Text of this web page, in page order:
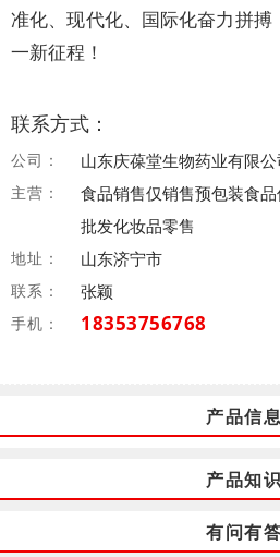
准化、现代化、国际化奋力拼搏
一新征程！
联系方式：
公司： 山东庆葆堂生物药业有限公
主营：
食品销售仅销售预包装食
批发化妆品零售
地址： 山东济宁市
联系： 张颖
手机： 18353756768
产品信息
产品知识
有问有答